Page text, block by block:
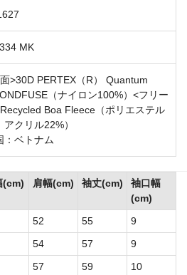
MK
>30D PERTEX（R） Quantum
（ナイロン100%）<フリー
Boa Fleece（ポリエステル
アクリル22%）
：ベトナム
(cm) 肩幅(cm) 袖丈(cm)
袖口幅
(cm)
52 55
9
54 57
9
57 59 10